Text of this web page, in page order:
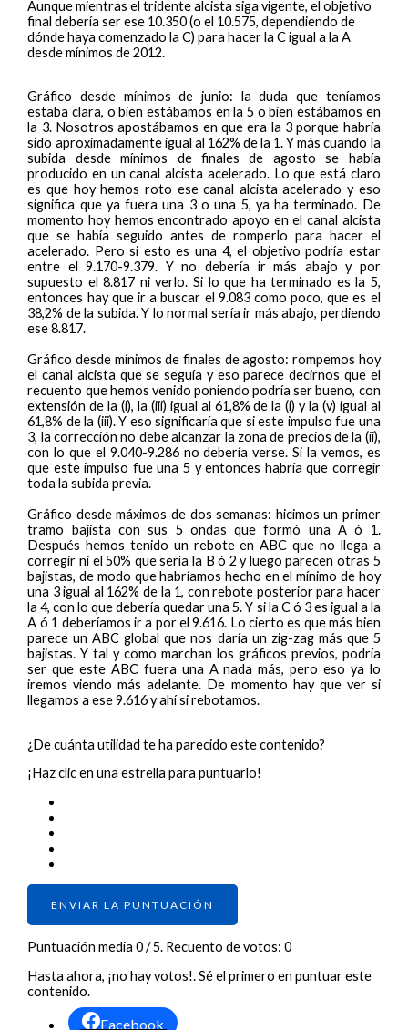
Aunque mientras el tridente alcista siga vigente, el objetivo
final debería ser ese 10.350 (o el 10.575, dependiendo de
dónde haya comenzado la C) para hacer la C igual a la A
desde mínimos de 2012.
Gráfico desde mínimos de junio: la duda que teníamos
estaba clara, o bien estábamos en la 5 o bien estábamos en
la 3. Nosotros apostábamos en que era la 3 porque habría
sido aproximadamente igual al 162% de la 1. Y más cuando la
subida desde mínimos de finales de agosto se había
producido en un canal alcista acelerado. Lo que está claro
es que hoy hemos roto ese canal alcista acelerado y eso
significa que ya fuera una 3 o una 5, ya ha terminado. De
momento hoy hemos encontrado apoyo en el canal alcista
que se había seguido antes de romperlo para hacer el
acelerado. Pero si esto es una 4, el objetivo podría estar
entre el 9.170-9.379. Y no debería ir más abajo y por
supuesto el 8.817 ni verlo. Si lo que ha terminado es la 5,
entonces hay que ir a buscar el 9.083 como poco, que es el
38,2% de la subida. Y lo normal sería ir más abajo, perdiendo
ese 8.817.
Gráfico desde mínimos de finales de agosto: rompemos hoy
el canal alcista que se seguía y eso parece decirnos que el
recuento que hemos venido poniendo podría ser bueno, con
extensión de la (i), la (iii) igual al 61,8% de la (i) y la (v) igual al
61,8% de la (iii). Y eso significaría que si este impulso fue una
3, la corrección no debe alcanzar la zona de precios de la (ii),
con lo que el 9.040-9.286 no debería verse. Si la vemos, es
que este impulso fue una 5 y entonces habría que corregir
toda la subida previa.
Gráfico desde máximos de dos semanas: hicimos un primer
tramo bajista con sus 5 ondas que formó una A ó 1.
Después hemos tenido un rebote en ABC que no llega a
corregir ni el 50% que sería la B ó 2 y luego parecen otras 5
bajistas, de modo que habríamos hecho en el mínimo de hoy
una 3 igual al 162% de la 1, con rebote posterior para hacer
la 4, con lo que debería quedar una 5. Y si la C ó 3 es igual a la
A ó 1 deberíamos ir a por el 9.616. Lo cierto es que más bien
parece un ABC global que nos daría un zig-zag más que 5
bajistas. Y tal y como marchan los gráficos previos, podría
ser que este ABC fuera una A nada más, pero eso ya lo
iremos viendo más adelante. De momento hay que ver si
llegamos a ese 9.616 y ahí si rebotamos.
¿De cuánta utilidad te ha parecido este contenido?
¡Haz clic en una estrella para puntuarlo!
ENVIAR LA PUNTUACIÓN
Puntuación media0/ 5. Recuento de votos:0
Hasta ahora, ¡no hay votos!. Sé el primero en puntuar este
contenido.
Facebook